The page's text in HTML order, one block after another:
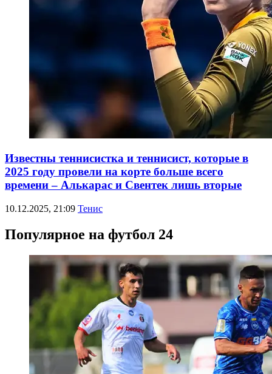
Известны теннисистка и теннисист, которые в
2025 году провели на корте больше всего
времени – Алькарас и Свентек лишь вторые
10.12.2025, 21:09 Тенис
Популярное на футбол 24